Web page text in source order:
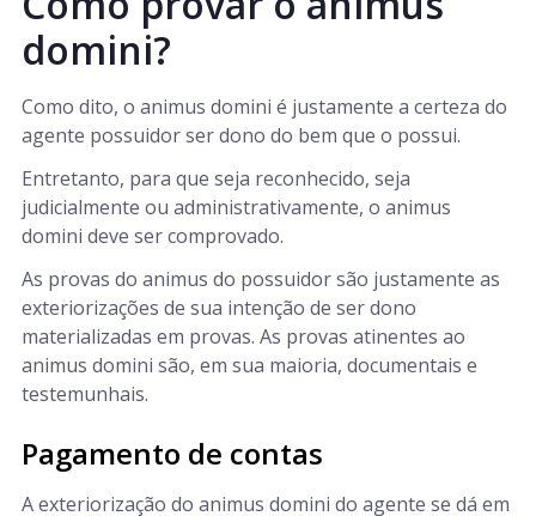
domini?
Como dito, o animus domini é justamente a certeza do
agente possuidor ser dono do bem que o possui.
Entretanto, para que seja reconhecido, seja
judicialmente ou administrativamente, o animus
domini deve ser comprovado.
As provas do animus do possuidor são justamente as
exteriorizações de sua intenção de ser dono
materializadas em provas. As provas atinentes ao
animus domini são, em sua maioria, documentais e
testemunhais.
Pagamento de contas
A exteriorização do animus domini do agente se dá em